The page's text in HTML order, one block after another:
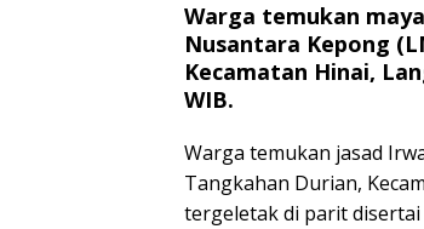
Warga temukan
Nusantara Kepong
Kecamatan Hinai,
WIB.
Warga temukan jasad
Tangkahan Durian,
tergeletak di parit disertai